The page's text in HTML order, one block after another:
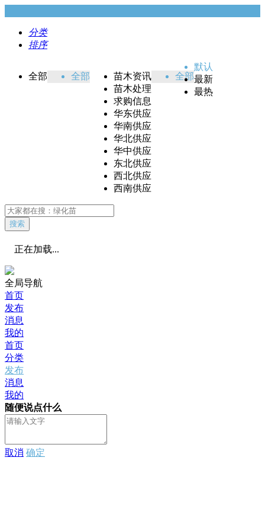
分类
排序
全部 全部
苗木资讯
苗木处理
求购信息
华东供应
华南供应
华北供应
华中供应
东北供应
西北供应
西南供应
全部
默认
最新
最热
搜索
正在加载...
全局导航
首页
发布
消息
我的
首页
分类
发布
消息
我的
随便说点什么
取消 确定